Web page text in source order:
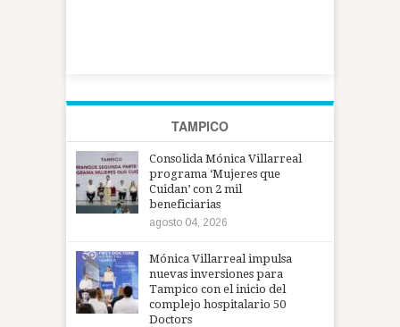
TAMPICO
Consolida Mónica Villarreal
programa ‘Mujeres que
Cuidan’ con 2 mil
beneficiarias
agosto 04, 2026
Mónica Villarreal impulsa
nuevas inversiones para
Tampico con el inicio del
complejo hospitalario 50
Doctors